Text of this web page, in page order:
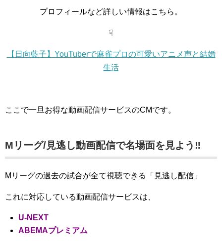
プロフィールなど詳しい情報はこちら。
☟
【日向藍子】YouTuberで麻雀プロの可愛いアニメ声と結婚
生活
ここで一旦お得な動画配信サービスのCMです。
Mリーグ/見逃し動画配信で名場面を見よう‼
Mリーグの過去の試合が全て視聴できる「見逃し配信」
これに対応している動画配信サービスは、
U-NEXT
ABEMAプレミアム